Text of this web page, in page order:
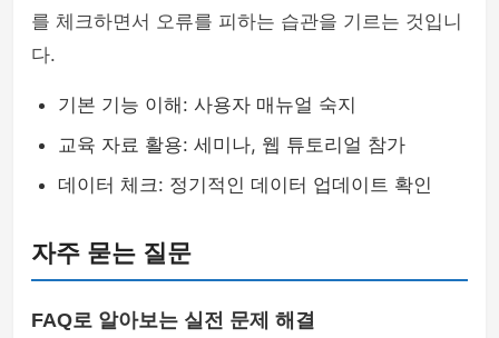
를 체크하면서 오류를 피하는 습관을 기르는 것입니
다.
기본 기능 이해: 사용자 매뉴얼 숙지
교육 자료 활용: 세미나, 웹 튜토리얼 참가
데이터 체크: 정기적인 데이터 업데이트 확인
자주 묻는 질문
FAQ로 알아보는 실전 문제 해결